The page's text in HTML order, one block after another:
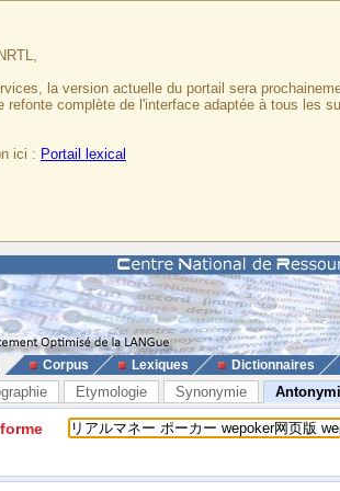
la version actuelle du portail sera
refonte complète de l'interface adaptée à tous les
ici : Portail lexical
Corpus Lexiques Dictionnaires
Etymologie Synonymie